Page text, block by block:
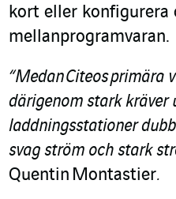
kort eller konfigurera
mellanprogramvaran.
“Medan Citeos primära
därigenom stark kräver
laddningsstationer
svag ström och stark
Quentin Montastier.